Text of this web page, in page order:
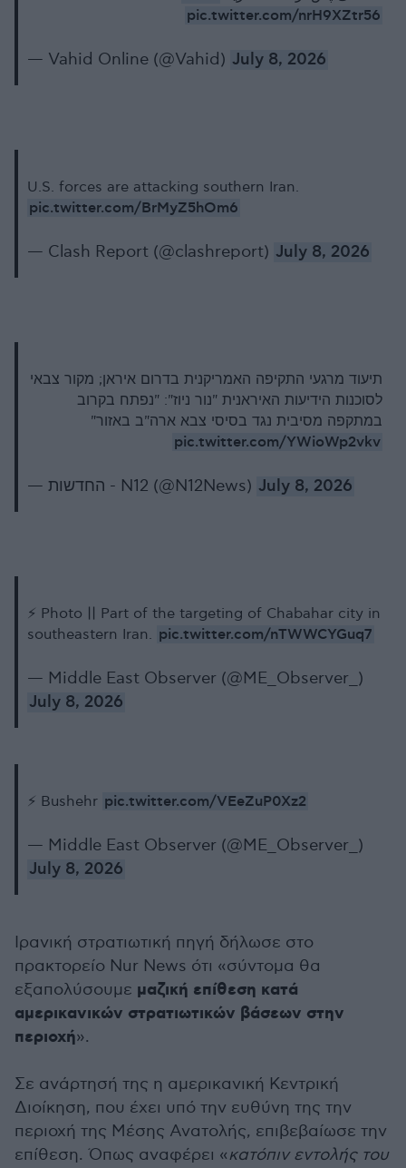
pic.twitter.com/nrH9XZtr56
— Vahid Online (@Vahid) July 8, 2026
U.S. forces are attacking southern Iran.
pic.twitter.com/BrMyZ5hOm6
— Clash Report (@clashreport) July 8, 2026
תיעוד מרגעי התקיפה האמריקנית בדרום איראן; מקור צבאי
לסוכנות הידיעות האיראנית "נור ניוז": "נפתח בקרוב
במתקפה מסיבית נגד בסיסי צבא ארה"ב באזור"
pic.twitter.com/YWioWp2vkv
— החדשות - N12 (@N12News) July 8, 2026
⚡️ Photo || Part of the targeting of Chabahar city in
southeastern Iran. pic.twitter.com/nTWWCYGuq7
— Middle East Observer (@ME_Observer_)
July 8, 2026
⚡️ Bushehr pic.twitter.com/VEeZuP0Xz2
— Middle East Observer (@ME_Observer_)
July 8, 2026
Ιρανική στρατιωτική πηγή δήλωσε στο
πρακτορείο Nur News ότι «σύντομα θα
εξαπολύσουμε μαζική επίθεση κατά
αμερικανικών στρατιωτικών βάσεων στην
περιοχή».
Σε ανάρτησή της η αμερικανική Κεντρική
Διοίκηση, που έχει υπό την ευθύνη της την
περιοχή της Μέσης Ανατολής, επιβεβαίωσε την
επίθεση. Όπως αναφέρει «κατόπιν εντολής του